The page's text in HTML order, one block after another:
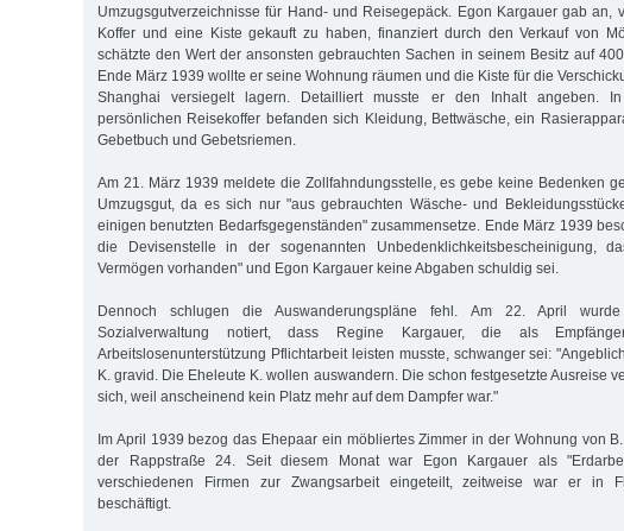
Umzugsgutverzeichnisse für Hand- und Reisegepäck. Egon Kargauer gab an,
Koffer und eine Kiste gekauft zu haben, finanziert durch den Verkauf von
schätzte den Wert der ansonsten gebrauchten Sachen in seinem Besitz auf
Ende März 1939 wollte er seine Wohnung räumen und die Kiste für die
Shanghai versiegelt lagern. Detailliert musste er den Inhalt angeben.
persönlichen Reisekoffer befanden sich Kleidung, Bettwäsche, ein
Gebetbuch und Gebetsriemen.
Am 21. März 1939 meldete die Zollfahndungsstelle, es gebe keine Bedenken
Umzugsgut, da es sich nur "aus gebrauchten Wäsche- und
einigen benutzten Bedarfsgegenständen" zusammensetze. Ende März 1939
die Devisenstelle in der sogenannten Unbedenklichkeitsbescheinigung,
Vermögen vorhanden" und Egon Kargauer keine Abgaben schuldig sei.
Dennoch schlugen die Auswanderungspläne fehl. Am 22. April
Sozialverwaltung notiert, dass Regine Kargauer, die als
Arbeitslosenunterstützung Pflichtarbeit leisten musste, schwanger sei:
K. gravid. Die Eheleute K. wollen auswandern. Die schon festgesetzte Ausreise
sich, weil anscheinend kein Platz mehr auf dem Dampfer war."
Im April 1939 bezog das Ehepaar ein möbliertes Zimmer in der Wohnung von
der Rappstraße 24. Seit diesem Monat war Egon Kargauer als
verschiedenen Firmen zur Zwangsarbeit eingeteilt, zeitweise war er in
beschäftigt.